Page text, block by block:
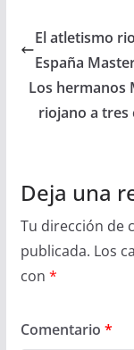
El atletismo
España
Los hermanos
riojano a tres
Deja una
Tu dirección de
publicada. Los
con *
Comentario *